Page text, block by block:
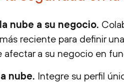
nube a su negocio.
reciente para definir
a su negocio en
nube. Integre su perfil